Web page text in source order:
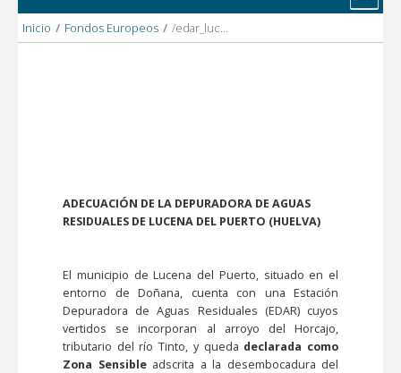
Inicio / Fondos Europeos / /edar_lucenadelpuerto
ADECUACIÓN DE LA DEPURADORA DE AGUAS
RESIDUALES DE LUCENA DEL PUERTO (HUELVA)
El municipio de Lucena del Puerto, situado en el
entorno de Doñana, cuenta con una Estación
Depuradora de Aguas Residuales (EDAR) cuyos
vertidos se incorporan al arroyo del Horcajo,
tributario del río Tinto, y queda declarada como
Zona Sensibleadscrita a la desembocadura del